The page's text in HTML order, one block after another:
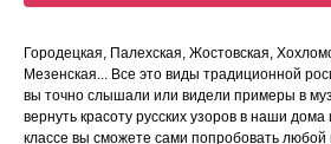
Городецкая, Палехская, Жостовская,
Мезенская... Все это виды традиционной
вы точно слышали или видели примеры в
вернуть красоту русских узоров в наши
классе вы сможете сами попробовать